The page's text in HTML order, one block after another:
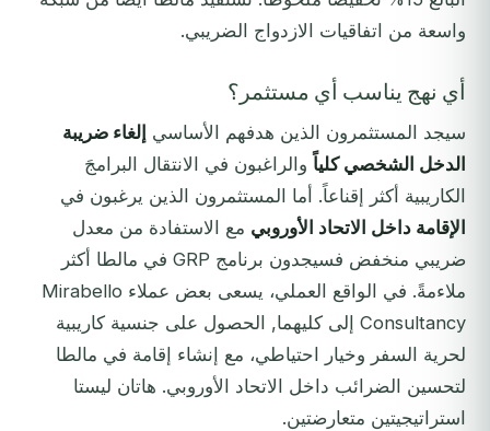
واسعة من اتفاقيات الازدواج الضريبي.
أي نهج يناسب أي مستثمر؟
سيجد المستثمرون الذين هدفهم الأساسي إلغاء ضريبة
الدخل الشخصي كلياً والراغبون في الانتقال البرامجَ
الكاريبية أكثر إقناعاً. أما المستثمرون الذين يرغبون في
الإقامة داخل الاتحاد الأوروبي مع الاستفادة من معدل
ضريبي منخفض فسيجدون برنامج GRP في مالطا أكثر
ملاءمةً. في الواقع العملي، يسعى بعض عملاء Mirabello
Consultancy إلى كليهما, الحصول على جنسية كاريبية
لحرية السفر وخيار احتياطي، مع إنشاء إقامة في مالطا
لتحسين الضرائب داخل الاتحاد الأوروبي. هاتان ليستا
استراتيجيتين متعارضتين.